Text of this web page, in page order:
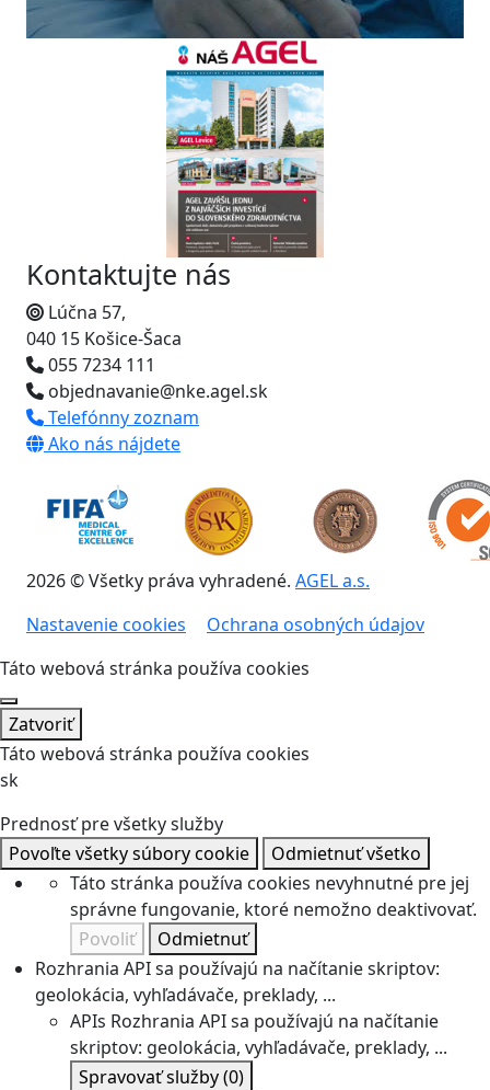
Kontaktujte nás
Lúčna 57,
040 15 Košice-Šaca
055 7234 111
objednavanie@nke.agel.sk
Telefónny zoznam
Ako nás nájdete
2026 © Všetky práva vyhradené. AGEL a.s.
Nastavenie cookies
Ochrana osobných údajov
Táto webová stránka používa cookies
Zatvoriť
Táto webová stránka používa cookies
sk
Prednosť pre všetky služby
Povoľte všetky súbory cookie
Odmietnuť všetko
Táto stránka používa cookies nevyhnutné pre jej
správne fungovanie, ktoré nemožno deaktivovať.
Povoliť
Odmietnuť
Rozhrania API sa používajú na načítanie skriptov:
geolokácia, vyhľadávače, preklady, ...
APIs Rozhrania API sa používajú na načítanie
skriptov: geolokácia, vyhľadávače, preklady, ...
Spravovať služby(0)